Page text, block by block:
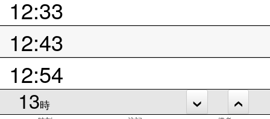
12:33
12:43
12:54
13時